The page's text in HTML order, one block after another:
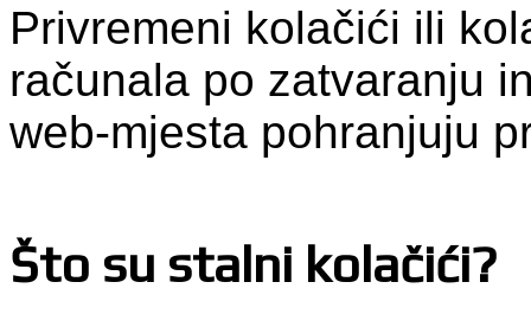
Privremeni kolačići ili
računala po zatvaranju
web-mjesta pohranjuju
Što su stalni kolačići?